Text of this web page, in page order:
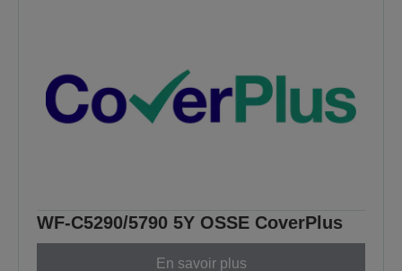
WF-C5290/5790 5Y OSSE CoverPlus
En savoir plus